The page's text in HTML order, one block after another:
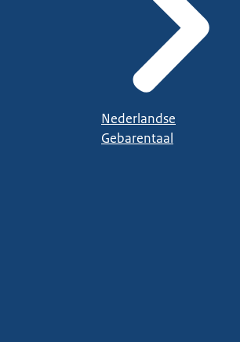
Nederlandse
Gebarentaal